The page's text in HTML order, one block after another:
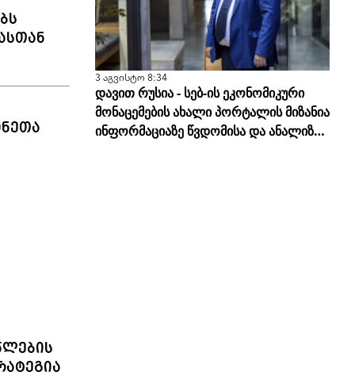
3 აგვისტო 8:34
დავით რუსია - სებ-ის ეკონომიკური
მონაცემების ახალი პორტალის მიზანია
ინფორმაციაზე წვდომისა და ანალიზის